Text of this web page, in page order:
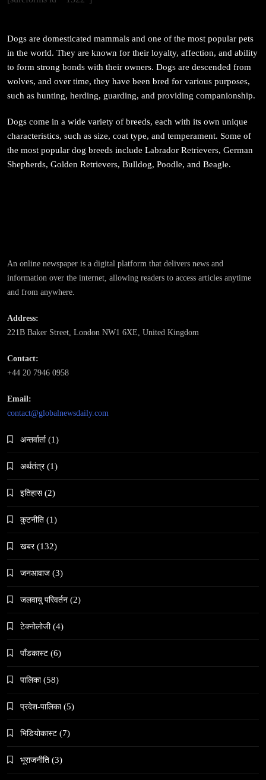
संस्कृति
आज साँझ अस्ताउँदो सूर्यलाई अर्घ्य
February 12, 2026
February 12, 2026
भारतको इतिहासमा पहिलोपटक मृत्यु इच्छाको अनुमति
हुम्लामा चैतलो पर्वको रौनक, सांस्कृतिक कार्यक्रम सम्पन्न
February 12, 2026
Dogs are domesticated mammals and one of the most popular pets
in the world. They are known for their loyalty, affection, and ability
to form strong bonds with their owners. Dogs are descended from
wolves, and over time, they have been bred for various purposes,
such as hunting, herding, guarding, and providing companionship.
Dogs come in a wide variety of breeds, each with its own unique
characteristics, such as size, coat type, and temperament. Some of
the most popular dog breeds include Labrador Retrievers, German
Shepherds, Golden Retrievers, Bulldog, Poodle, and Beagle.
An online newspaper is a digital platform that delivers news and
information over the internet, allowing readers to access articles anytime
and from anywhere.
Address:
221B Baker Street, London NW1 6XE, United Kingdom
Contact:
+44 20 7946 0958
Email:
contact@globalnewsdaily.com
अन्तर्वार्ता (1)
अर्थतंत्र (1)
इतिहास (2)
कुटनीति (1)
खबर (132)
जनआवाज (3)
जलवायु परिवर्तन (2)
टेक्नोलोजी (4)
पाँडकास्ट (6)
पालिका (58)
प्रदेश-पालिका (5)
भिडियाेकास्ट (7)
भूराजनीति (3)